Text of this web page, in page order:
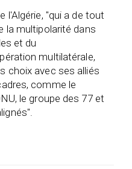
l'Algérie, "qui a de tout
la multipolarité dans
et du
multilatérale,
choix avec ses alliés
comme le
le groupe des 77 et